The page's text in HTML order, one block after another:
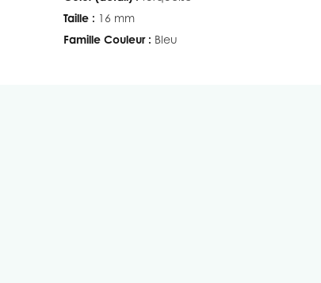
Taille : 16 mm
Famille Couleur : Bleu